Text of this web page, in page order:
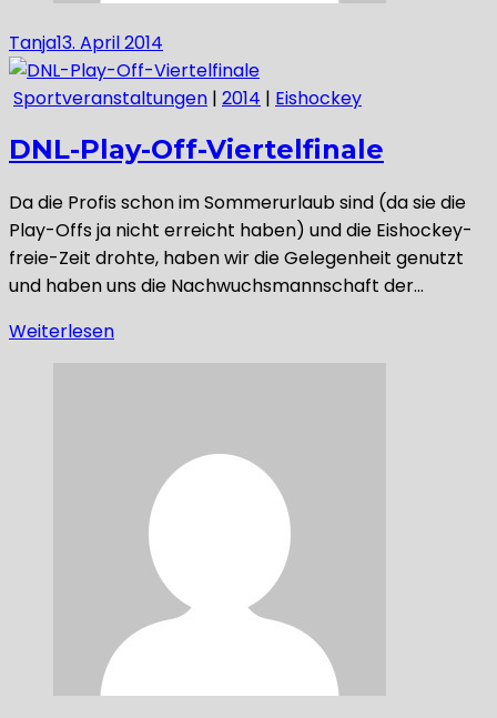
Tanja13. April 2014
Sportveranstaltungen | 2014 | Eishockey
DNL-Play-Off-Viertelfinale
Da die Profis schon im Sommerurlaub sind (da sie die
Play-Offs ja nicht erreicht haben) und die Eishockey-
freie-Zeit drohte, haben wir die Gelegenheit genutzt
und haben uns die Nachwuchsmannschaft der…
Weiterlesen